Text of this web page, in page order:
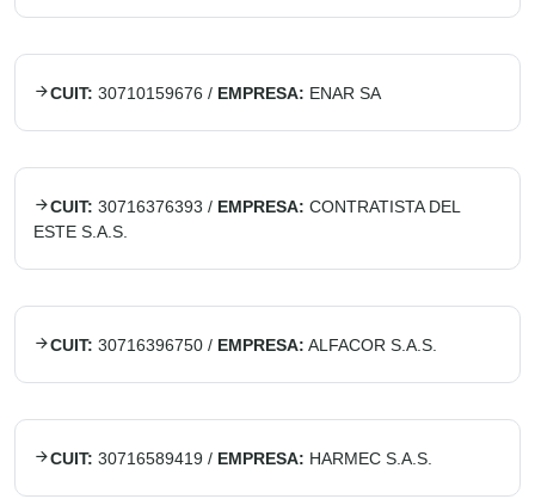
CUIT: 30710159676 / EMPRESA: ENAR SA
CUIT: 30716376393 / EMPRESA: CONTRATISTA DEL
ESTE S.A.S.
CUIT: 30716396750 / EMPRESA: ALFACOR S.A.S.
CUIT: 30716589419 / EMPRESA: HARMEC S.A.S.